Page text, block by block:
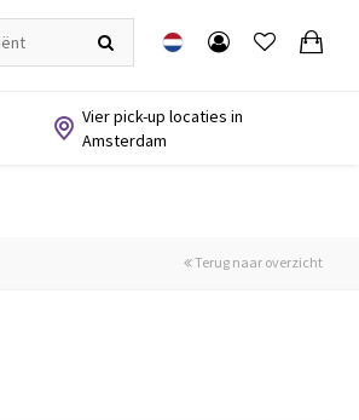
Vier pick-up locaties in
Amsterdam
Terug naar overzicht